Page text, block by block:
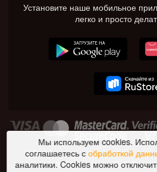
Установите наше мобильное
легко и просто
© 2026 Доставка №1. Все
Мы используем cookies.
соглашаетесь собработкой
аналитики. Cookies можно